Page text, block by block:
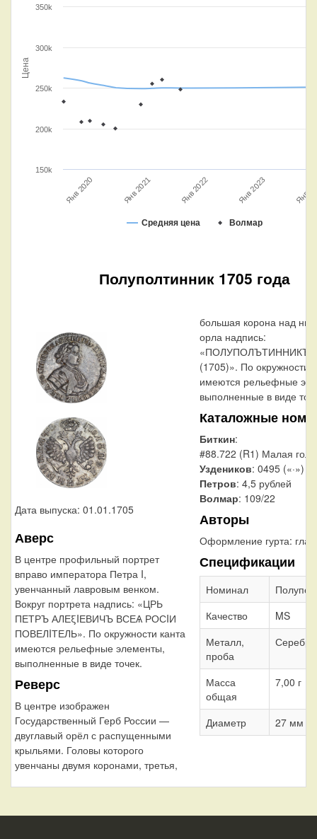
Цена
Средняя цена Волмар
Янв 2020 Янв 2021 Янв 2022 Янв 2023 Янв
200k
250k
300k
350k
150k
Полуполтинник 1705 года
Дата выпуска: 01.01.1705
Аверс
В центре профильный портрет
вправо императора Петра I,
увенчанный лавровым венком.
Вокруг портрета надпись: «ЦРЬ
ПЕТРЪ АЛЕξIЕВИЧЪ ВСЕѦ РОСIИ
ПОВЕЛIТЕЛЬ». По окружности канта
имеются рельефные элементы,
выполненные в виде точек.
Реверс
В центре изображен
Государственный Герб России —
двуглавый орёл с распущенными
крыльями. Головы которого
увенчаны двумя коронами, третья,
большая корона над
орла надпись:
«ПОЛУПОЛЪТИННИКЪ
(1705)». По окружности
имеются рельефные
выполненные в виде
Каталожные
Биткин:
#88.722 (R1) Малая
Уздеников: 0495 («·»)
Петров: 4,5 рублей
Волмар: 109/22
Авторы
Оформление гурта:
Спецификации
Номинал
Качество
MS
Металл,
проба
Масса
общая
7,00 г
Диаметр 27 мм